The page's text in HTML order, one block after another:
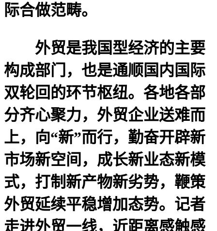
际合做范畴。
外贸是我国型经济的主要
构成部门，也是通顺国内国际
双轮回的环节枢纽。各地各部
分齐心聚力，外贸企业送难而
上，向“新”而行，勤奋开辟新
市场新空间，成长新业态新模
式，打制新产物新劣势，鞭策
外贸延续平稳增加态势。记者
走进外贸一线，近距离感触感